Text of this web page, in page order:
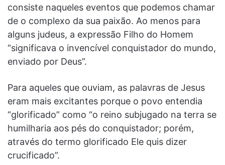
consiste naqueles eventos que podemos chamar
de o complexo da sua paixão. Ao menos para
alguns judeus, a expressão Filho do Homem
“significava o invencível conquistador do mundo,
enviado por Deus”.
Para aqueles que ouviam, as palavras de Jesus
eram mais excitantes porque o povo entendia
“glorificado” como “o reino subjugado na terra se
humilharia aos pés do conquistador; porém,
através do termo glorificado Ele quis dizer
crucificado”.